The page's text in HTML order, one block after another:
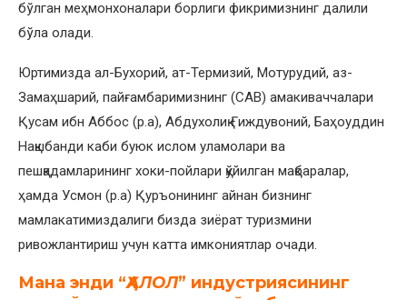
бўлган меҳмонхоналари борлиги фикримизнинг далили
бўла олади.
Юртимизда ал-Бухорий, ат-Термизий, Мотурудий, аз-
Замаҳшарий, пайғамбаримизнинг (САВ) амакиваччалари
Қусам ибн Аббос (р.а), Абдухолиқ Ғиждувоний, Баҳоуддин
Нақшбанди каби буюк ислом уламолари ва
пешқадамларининг хоки-пойлари қўйилган мақбаралар,
ҳамда Усмон (р.а) Қуръонининг айнан бизнинг
мамлакатимиздалиги бизда зиёрат туризмини
ривожлантириш учун катта имкониятлар очади.
Мана энди “ҲАЛОЛ” индустриясининг